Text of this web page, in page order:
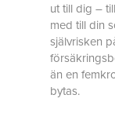
ut till dig –
med till din
självrisken
än en
bytas.